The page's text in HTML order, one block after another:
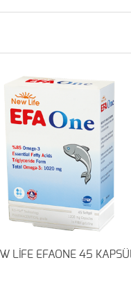
LİFE EFAONE 45 KAPSÜL